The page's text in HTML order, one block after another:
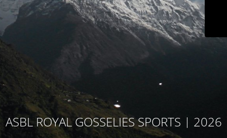
ASBL ROYAL GOSSELIES SPORTS | 2026